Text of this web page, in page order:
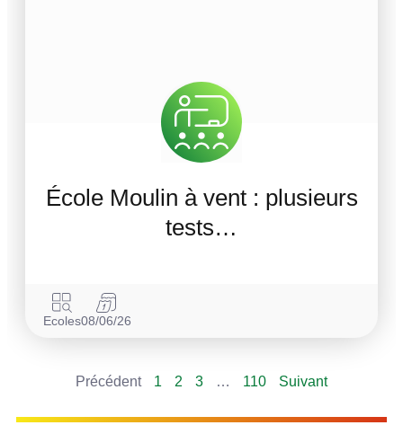
École Moulin à vent : plusieurs
tests…
Ecoles08/06/26
Précédent 1 2 3 … 110 Suivant